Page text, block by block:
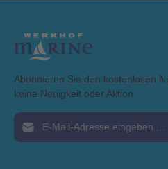
Abonnieren Sie den kostenlosen
keine Neuigkeit oder Aktion.
E-Mail-Adresse*